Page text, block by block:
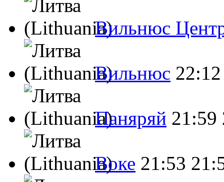
Вильнюс
Вильнюс 22:12
Паняряй 21:59
Воке 21:53